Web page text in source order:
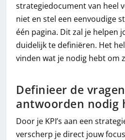
strategiedocument van heel
niet en stel een eenvoudige
één pagina. Dit zal je helpen
duidelijk te definiëren. Het
vinden wat je nodig hebt om
Definieer de
antwoorden nodig
Door je KPI’s aan een
verscherp je direct jouw